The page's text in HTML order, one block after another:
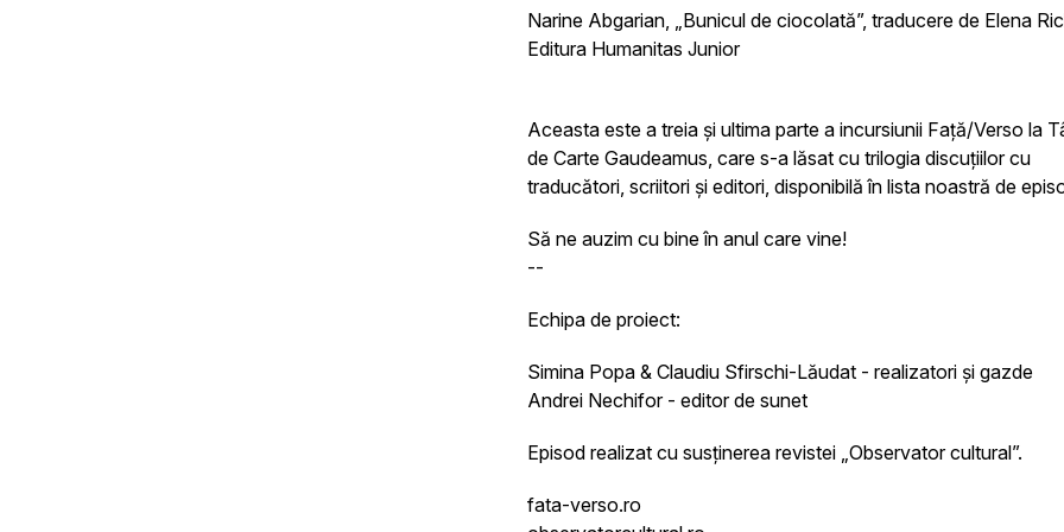
Narine Abgarian, „Bunicul de ciocolată”, traducere de Elena
Editura Humanitas Junior
Aceasta este a treia și ultima parte a incursiunii Față/Verso la
de Carte Gaudeamus, care s-a lăsat cu trilogia discuțiilor cu
traducători, scriitori și editori, disponibilă în lista noastră de
Să ne auzim cu bine în anul care vine!
--
Echipa de proiect:
Simina Popa & Claudiu Sfirschi-Lăudat - realizatori și gazde
Andrei Nechifor - editor de sunet
Episod realizat cu susținerea revistei „Observator cultural”.
fata-verso.ro